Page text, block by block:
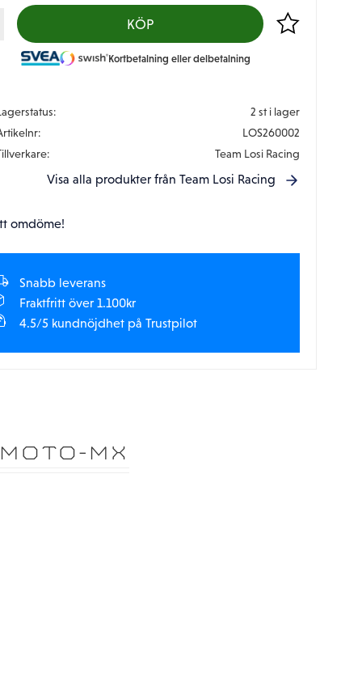
KÖP Lägg till i
Kortbetalning eller delbetalning
2 st i lager
LOS260002
Team Losi Racing
Visa alla produkter från Team Losi Racing
omdöme!
Snabb leverans
Fraktfritt över 1.100kr
4.5/5 kundnöjdhet på Trustpilot
MX